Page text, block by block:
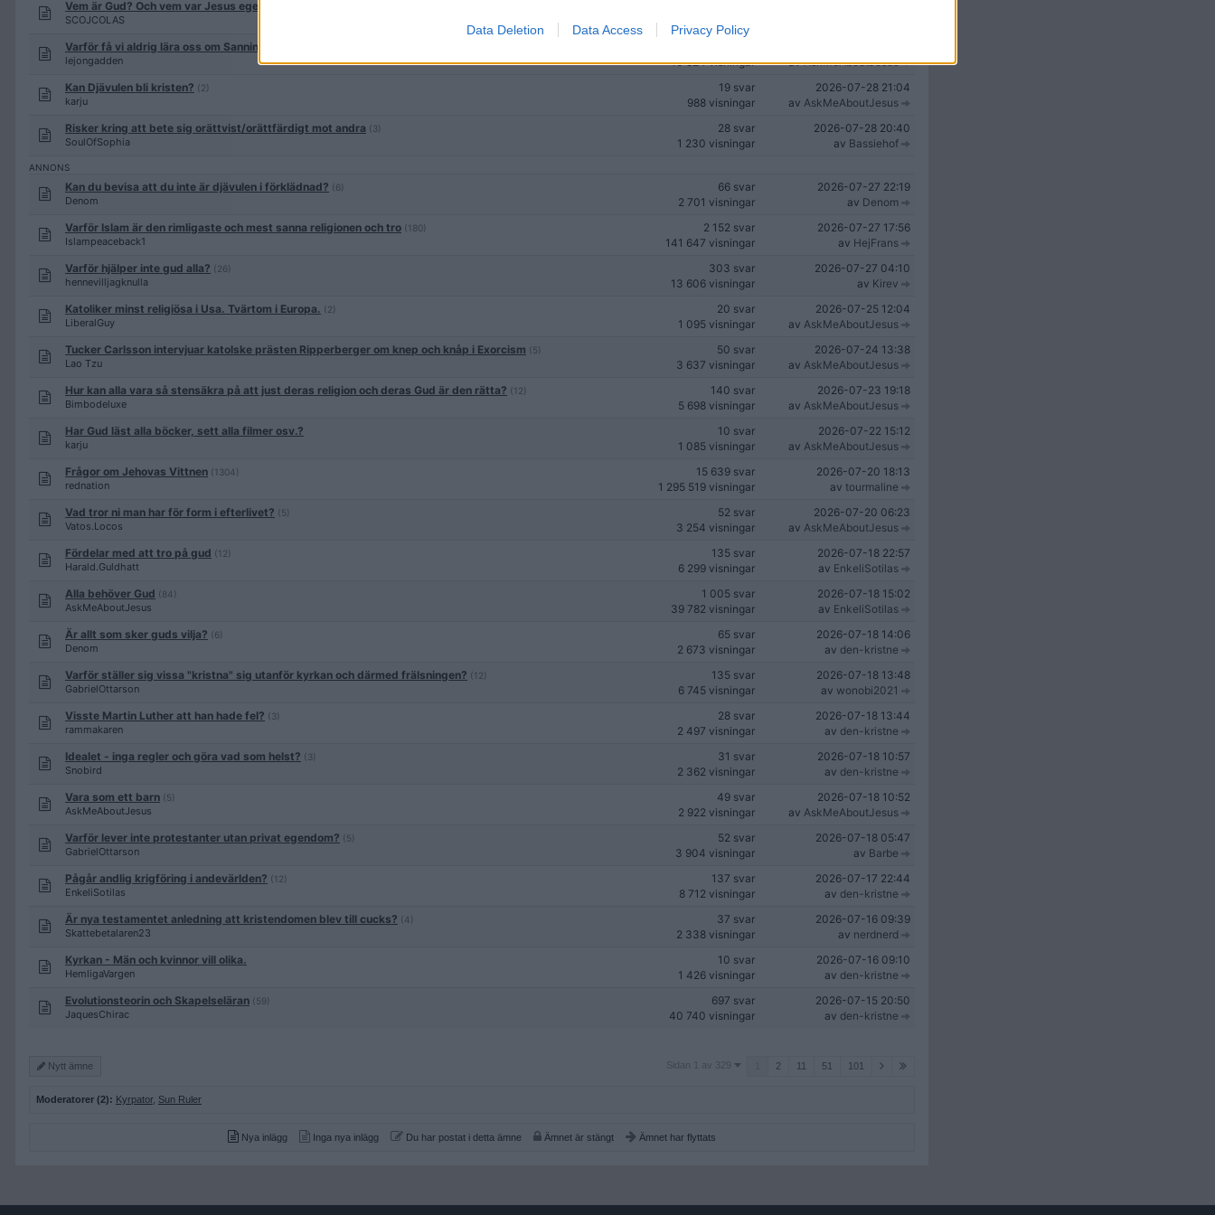
Data Deletion Data Access Privacy Policy
Vem är Gud? Och vem var Jesus egentligen?
SCOJCOLAS
Varför få vi aldrig lära oss om Sanningen?
lejongadden
10 824 visningar
avAskMeAboutJesus
Kan Djävulen bli kristen? (2)
karju
19 svar
988 visningar
2026-07-28 21:04
av AskMeAboutJesus
Risker kring att bete sig orättvist/orättfärdigt mot andra (3)
SoulOfSophia
28 svar
1 230 visningar
2026-07-28 20:40
av Bassiehof
Kan du bevisa att du inte är djävulen i förklädnad? (6)
Denom
66 svar
2 701 visningar
2026-07-27 22:19
av Denom
Varför Islam är den rimligaste och mest sanna religionen och tro (180)
Islampeaceback1
2 152 svar
141 647 visningar
2026-07-27 17:56
av HejFrans
Varför hjälper inte gud alla? (26)
hennevilljagknulla
303 svar
13 606 visningar
2026-07-27 04:10
av Kirev
Katoliker minst religiösa i Usa. Tvärtom i Europa. (2)
LiberalGuy
20 svar
1 095 visningar
2026-07-25 12:04
av AskMeAboutJesus
Tucker Carlsson intervjuar katolske prästen Ripperberger om knep och knåp i Exorcism (5)
Lao Tzu
50 svar
3 637 visningar
2026-07-24 13:38
av AskMeAboutJesus
Hur kan alla vara så stensäkra på att just deras religion och deras Gud är den rätta? (12)
Bimbodeluxe
140 svar
5 698 visningar
2026-07-23 19:18
av AskMeAboutJesus
Har Gud läst alla böcker, sett alla filmer osv.?
karju
10 svar
1 085 visningar
2026-07-22 15:12
av AskMeAboutJesus
Frågor om Jehovas Vittnen (1304)
rednation
15 639 svar
1 295 519 visningar
2026-07-20 18:13
av tourmaline
Vad tror ni man har för form i efterlivet? (5)
Vatos.Locos
52 svar
3 254 visningar
2026-07-20 06:23
av AskMeAboutJesus
Fördelar med att tro på gud (12)
Harald.Guldhatt
135 svar
6 299 visningar
2026-07-18 22:57
av EnkeliSotilas
Alla behöver Gud (84)
AskMeAboutJesus
1 005 svar
39 782 visningar
2026-07-18 15:02
av EnkeliSotilas
Är allt som sker guds vilja? (6)
Denom
65 svar
2 673 visningar
2026-07-18 14:06
av den-kristne
Varför ställer sig vissa "kristna" sig utanför kyrkan och därmed frälsningen? (12)
GabrielOttarson
135 svar
6 745 visningar
2026-07-18 13:48
av wonobi2021
Visste Martin Luther att han hade fel? (3)
rammakaren
28 svar
2 497 visningar
2026-07-18 13:44
av den-kristne
Idealet - inga regler och göra vad som helst? (3)
Snobird
31 svar
2 362 visningar
2026-07-18 10:57
av den-kristne
Vara som ett barn (5)
AskMeAboutJesus
49 svar
2 922 visningar
2026-07-18 10:52
av AskMeAboutJesus
Varför lever inte protestanter utan privat egendom? (5)
GabrielOttarson
52 svar
3 904 visningar
2026-07-18 05:47
av Barbe
Pågår andlig krigföring i andevärlden? (12)
EnkeliSotilas
137 svar
8 712 visningar
2026-07-17 22:44
av den-kristne
Är nya testamentet anledning att kristendomen blev till cucks? (4)
Skattebetalaren23
37 svar
2 338 visningar
2026-07-16 09:39
av nerdnerd
Kyrkan - Män och kvinnor vill olika.
HemligaVargen
10 svar
1 426 visningar
2026-07-16 09:10
av den-kristne
Evolutionsteorin och Skapelseläran (59)
JaquesChirac
697 svar
40 740 visningar
2026-07-15 20:50
av den-kristne
Nytt ämne
Sidan
Sidan 1 av 329 2 11 51 101
Moderatorer (2): Kyrpator, Sun Ruler
Nya inlägg Inga nya inlägg Du har postat i detta ämne Ämnet är stängt Ämnet har flyttats